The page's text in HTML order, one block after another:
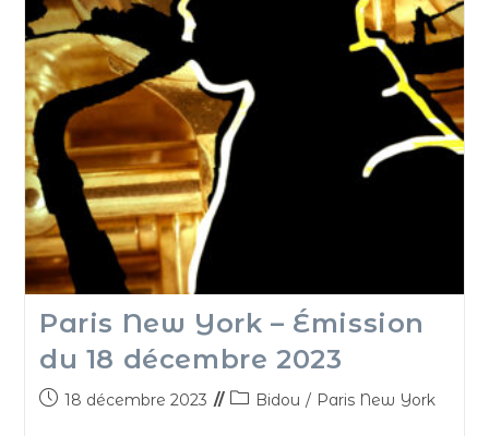
Paris New York – Émission
du 18 décembre 2023
18 décembre 2023 Bidou / Paris New York